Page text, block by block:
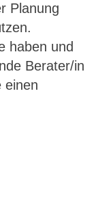
Planung
haben und
Berater/in
einen